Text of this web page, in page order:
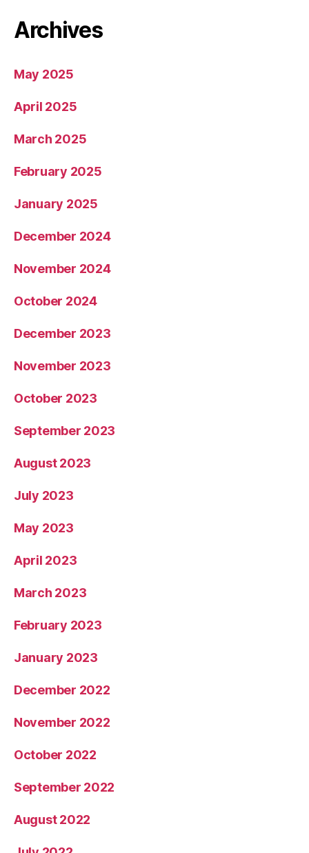
Archives
May 2025
April 2025
March 2025
February 2025
January 2025
December 2024
November 2024
October 2024
December 2023
November 2023
October 2023
September 2023
August 2023
July 2023
May 2023
April 2023
March 2023
February 2023
January 2023
December 2022
November 2022
October 2022
September 2022
August 2022